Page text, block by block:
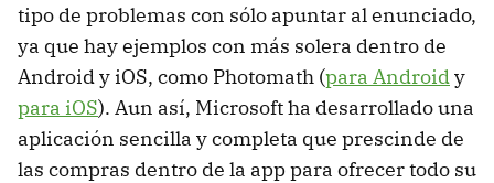
tipo de problemas con sólo apuntar al enunciado,
ya que hay ejemplos con más solera dentro de
Android y iOS, como Photomath (para Androidy
para iOS). Aun así, Microsoft ha desarrollado una
aplicación sencilla y completa que prescinde de
las compras dentro de la app para ofrecer todo su